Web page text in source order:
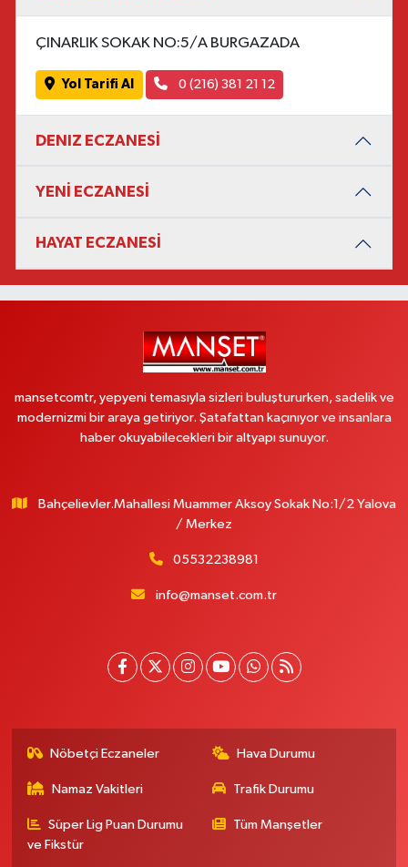
ÇINARLIK SOKAK NO:5/A BURGAZADA
Yol Tarifi Al 0 (216) 381 21 12
DENIZ ECZANESİ
YENİ ECZANESİ
HAYAT ECZANESİ
mansetcomtr, yepyeni temasıyla sizleri buluştururken, sadelik ve
modernizmi bir araya getiriyor. Şatafattan kaçınıyor ve insanlara
haber okuyabilecekleri bir altyapı sunuyor.
Bahçelievler.Mahallesi Muammer Aksoy Sokak No:1/2 Yalova
/ Merkez
05532238981
info@manset.com.tr
Nöbetçi Eczaneler Hava Durumu
Namaz Vakitleri Trafik Durumu
Süper Lig Puan Durumu
ve Fikstür
Tüm Manşetler